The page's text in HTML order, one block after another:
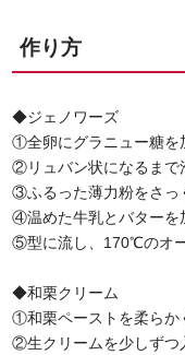
作り方
◆ジェノワーズ
①全卵にグラニュー糖を
②リュバン状になるまで
③ふるった薄力粉をさっ
④温めた牛乳とバターを
⑤型に流し、170℃のオ
◆和栗クリーム
①和栗ペーストを柔らか
②生クリームを少しずつ